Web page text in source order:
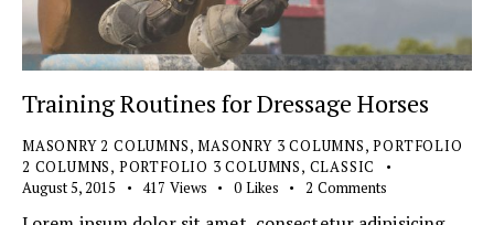
Training Routines for Dressage Horses
MASONRY 2 COLUMNS,MASONRY 3 COLUMNS,PORTFOLIO
2 COLUMNS, PORTFOLIO 3 COLUMNS, СLASSIC
August 5, 2015
417 Views 0 Likes 2 Comments